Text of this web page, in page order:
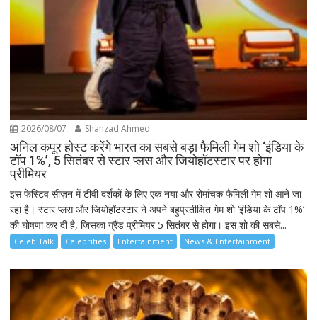
2026/08/07 Shahzad Ahmed
अनिल कपूर होस्ट करेंगे भारत का सबसे बड़ा फैमिली गेम शो ‘इंडिया के
टॉप 1%’, 5 सितंबर से स्टार प्लस और जियोहॉटस्टार पर होगा
प्रीमियर
इस फेस्टिव सीज़न में टीवी दर्शकों के लिए एक नया और रोमांचक फैमिली गेम शो आने जा
रहा है। स्टार प्लस और जियोहॉटस्टार ने अपने बहुप्रतीक्षित गेम शो ‘इंडिया के टॉप 1%’
की घोषणा कर दी है, जिसका ग्रैंड प्रीमियर 5 सितंबर से होगा। इस शो की सबसे...
Celeb Talk Celebrities Entertainment News & Entertainment